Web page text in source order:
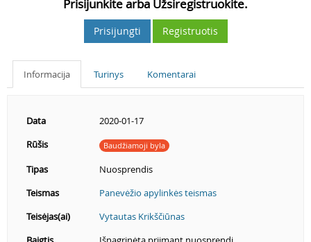
Prisijunkite arba Užsiregistruokite.
Prisijungti Registruotis
Informacija Turinys Komentarai
Data
2020-01-17
Rūšis
Baudžiamoji byla
Tipas
Nuosprendis
Teismas
Panevėžio apylinkės teismas
Teisėjas(ai)
Vytautas Krikščiūnas